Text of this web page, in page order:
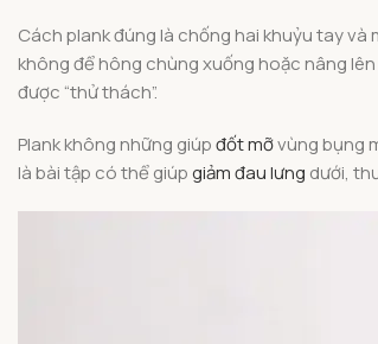
Cách plank đúng là chống hai khuỷu tay
không để hông chùng xuống hoặc nâng
được “thử thách”.
Plank không những giúpđốt mỡvùng bụng
là bài tập có thể giúpgiảm đau lưng dưới,